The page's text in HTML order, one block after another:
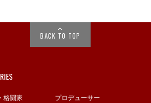
BACK TO TOP
格闘家 プロデューサー